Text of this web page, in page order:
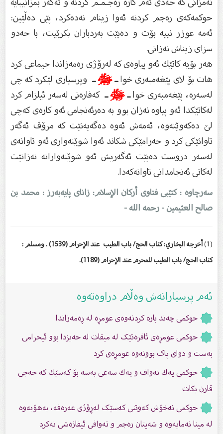
حوكمەكەى رەجم كردنە ئەوا زینام نەدەكرد، پێى دەڵێین:
ئەمە عوزر نییە بۆت و دەبێت بەردباران بكرێیت، با حەدو
سزاى زیناش نەزانى.
هەر بۆیە كاتێك ئەو پیاوەى كە لەرۆژى رەمەزاندا جیماعى كرد
هات بۆ لاى پێغەمبەرى خواـﷺـوپرسیارى لێكرد كە چى
لەسەرە، پێغەمبەرى خواـﷺـكەفارەتى لەسەر ئیلزام كرد
لەكاتێكدا ئەو پیاوە نەزان بوو بە دەرئەنجامى ئەو كارەى كەچى
لێ دەكەوێتەوە، ئەمەش ئەوە دەگەیەنێت كە مرۆڤ ئەگەر
تاوانێكى كرد و حەرامێكى شكاند ئەوا شوێنەوارى ئەو تاوانەى
لەسەر دروست دەبێت ئەگەریش ئەو شوێنەوارانە نەزانێت
لەكاتى ئەنجامدانى تاوانەكەدا.
سەرچاوە : کتێبی فتاوى أرکان الإسلام: زاناى پایەبەرز : محمد بن
صالح العثیمین - رحمه الله-
)
أخرجه البخاري: كتاب الحج/ باب الطيب عند الإحرام (1539) . ومسلم :
كتاب الحج/ باب الطيب للمحرم عند الإحرام (1189).
ئەم پرسیارانەش وەڵام دراوەتەوە
حوکمی چەند بارە کردنەوەی عومڕە لە ڕەمەزاندا
حوكمی عومڕەی ئافرەتێک لە میقات لە حەیزدا بوو ئیحرامی
بەست و دوای پاک بوونەوە عومڕەی کرد
حوکمی یەك تەواف و یەك سەعى بەسە بۆ كەسێك كە حەجى
قارن بكات
حوکمی نەخۆش کەوتنی کەسێک لەڕۆژی عەرەفە، بەهۆیەوە
لە مینا نەمایەوە و شەیتان رەجم و تەوافی ئیفازەشی نەکرد